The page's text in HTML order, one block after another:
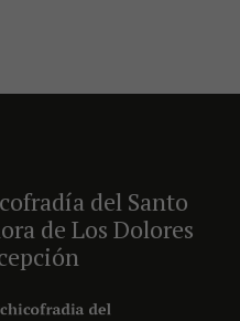
del Santo
de Los Dolores